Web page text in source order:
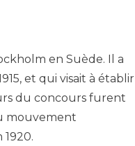
en Suède. Il a
et qui visait à établir
du concours furent
mouvement